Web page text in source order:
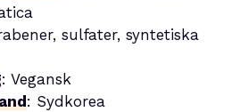
sulfater, syntetiska
: Vegansk
: Sydkorea